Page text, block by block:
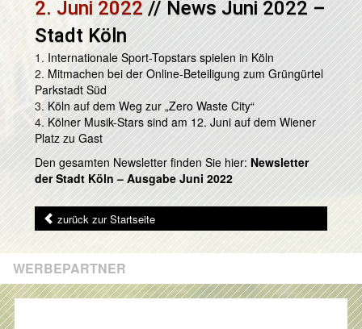
2. Juni 2022// News Juni 2022 –
Stadt Köln
1. Internationale Sport-Topstars spielen in Köln
2. Mitmachen bei der Online-Beteiligung zum Grüngürtel
Parkstadt Süd
3. Köln auf dem Weg zur „Zero Waste City“
4. Kölner Musik-Stars sind am 12. Juni auf dem Wiener
Platz zu Gast
Den gesamten Newsletter finden Sie hier: Newsletter
der Stadt Köln – Ausgabe Juni 2022
zurück zur Startseite
WERBEPARTNER